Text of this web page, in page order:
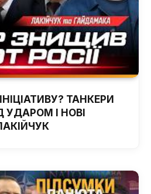
ТАНКЕРИ
УДАРОМ І НОВІ